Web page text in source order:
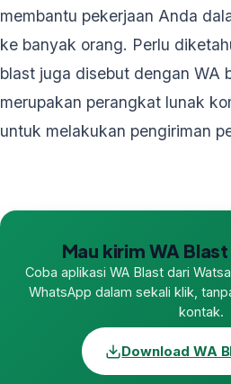
membantu pekerjaan Anda
ke banyak orang. Perlu
blast juga disebut dengan WA
merupakan perangkat lunak
untuk melakukan pengiriman
Mau kirim WA
Coba aplikasi WA Blast dari
WhatsApp dalam sekali klik,
kontak.
Download WA